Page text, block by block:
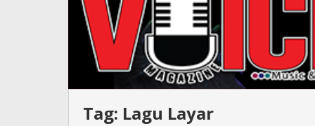
Tag: Lagu Layar